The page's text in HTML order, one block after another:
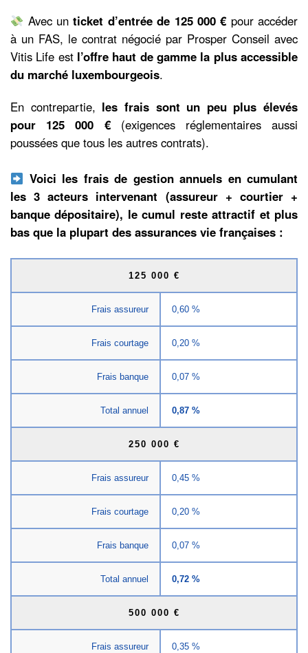
Avec unticket d’entrée de 125 000 € pour accéder
à un FAS, le contrat négocié par Prosper Conseil avec
Vitis Life est l’offre haut de gamme la plus accessible
du marché luxembourgeois.
En contrepartie, les frais sont un peu plus élevés
pour 125 000 €(exigences réglementaires aussi
poussées que tous les autres contrats).
Voici les frais de gestion annuels en cumulant
les 3 acteurs intervenant (assureur + courtier +
banque dépositaire), le cumul reste attractif et plus
bas que la plupart des assurances vie françaises :
125 000 €
Frais assureur 0,60 %
Frais courtage 0,20 %
Frais banque 0,07 %
Total annuel 0,87 %
250 000 €
Frais assureur 0,45 %
Frais courtage 0,20 %
Frais banque 0,07 %
Total annuel 0,72 %
500 000 €
Frais assureur 0,35 %